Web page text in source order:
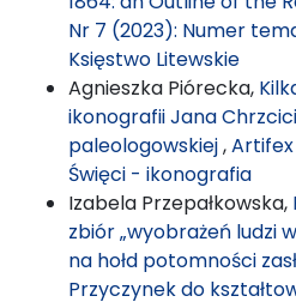
Nr 7 (2023): Numer
Księstwo Litewskie
Agnieszka Piórecka,
ikonografii Jana
paleologowskiej,Artifex
Święci - ikonografia
Izabela Przepałkowska,
zbiór „wyobrażeń ludzi
na hołd potomności
Przyczynek do